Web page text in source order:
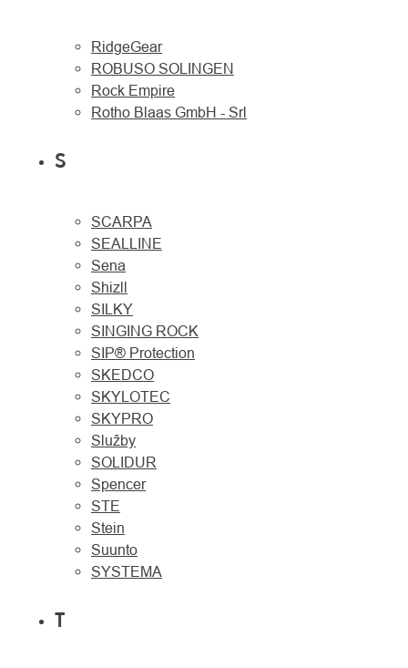
RidgeGear
ROBUSO SOLINGEN
Rock Empire
Rotho Blaas GmbH - Srl
S
SCARPA
SEALLINE
Sena
Shizll
SILKY
SINGING ROCK
SIP® Protection
SKEDCO
SKYLOTEC
SKYPRO
Služby
SOLIDUR
Spencer
STE
Stein
Suunto
SYSTEMA
T